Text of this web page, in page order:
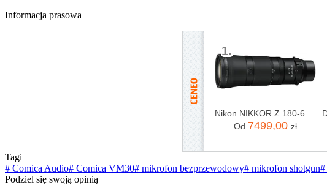
Informacja prasowa
1.
Od 7499,00 zł
Tagi
# Comica Audio# Comica VM30# mikrofon bezprzewodowy# mikrofon shotgun#
Podziel się swoją opinią